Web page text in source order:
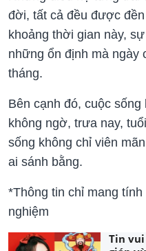
đời, tất cả đều được
khoảng thời gian này,
những ổn định mà ngày
tháng.
Bên cạnh đó, cuộc
không ngờ, trưa nay,
sống không chỉ viên
ai sánh bằng.
*Thông tin chỉ mang
nghiệm
Tin vui